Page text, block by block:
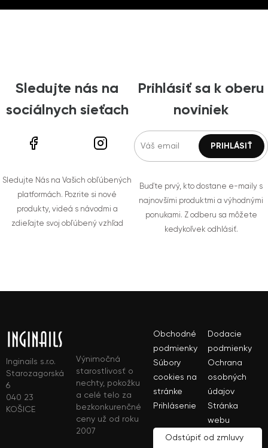
Sledujte nás na
sociálnych sieťach
Sledujte Nás na Vašich obľúbených
platformách. Pozrite si nové
produkty, videá s návodmi a
zdieľajte svoj obľúbený vzhľad
Prihlásiť sa k oberu
noviniek
Buďte prvý, kto dostane e-maily s
najnovšími produktmi a výhodnými
ponukami. Z odberu sa môžete
kedykoľvek odhlásiť.
Inginails s.r.o.
Starozagorská
6
040 23
KOŠICE
Výnimočná
starostlivosť o
nechty, pokožku
a celé telo za
bezkonkurenčné
ceny už od roku
2007
Obchodné
podmienky
Dodacie
podmienky
Súbory
cookies na
stránke
Ochrana
osobných
údajov
Prihlásenie
Stránka
webu
Odstúpiť od zmluvy